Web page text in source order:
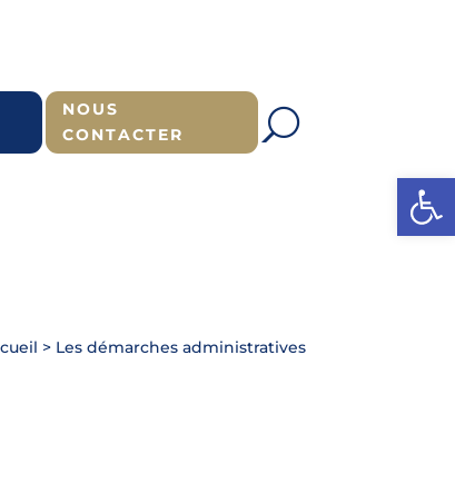
Ouvrir
NOUS
CONTACTER
> Les démarches administratives